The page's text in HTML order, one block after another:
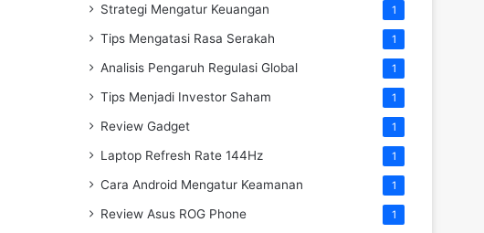
Strategi Mengatur Keuangan 1
Tips Mengatasi Rasa Serakah 1
Analisis Pengaruh Regulasi Global 1
Tips Menjadi Investor Saham 1
Review Gadget 1
Laptop Refresh Rate 144Hz 1
Cara Android Mengatur Keamanan 1
Review Asus ROG Phone 1